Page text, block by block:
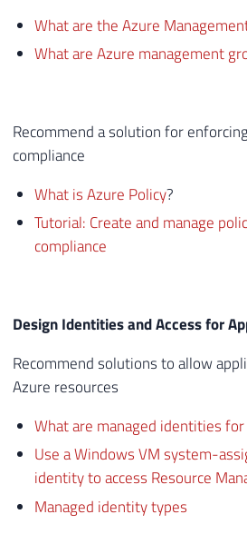
What are the Azure
What are Azure management
Recommend a solution for
compliance
What is Azure Policy?
Tutorial: Create and manage
compliance
Design Identities and Access for
Recommend solutions to allow
Azure resources
What are managed identities
Use a Windows VM system-
identity to access Resource
Managed identity types